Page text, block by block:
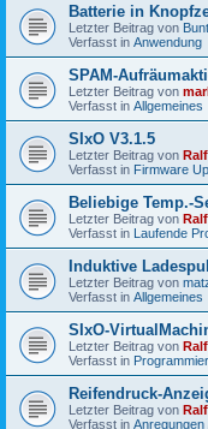
Batterie in
Letzter Beitrag von
Verfasst in Anwendung
SPAM-
Letzter Beitrag von
Verfasst in Allgemeines
SIxO V3.1.5
Letzter Beitrag von Ralf
Verfasst in Firmware
Beliebige Temp.-
Letzter Beitrag von Ralf
Verfasst in Laufende
Induktive
Letzter Beitrag von
Verfasst in Allgemeines
SIxO-
Letzter Beitrag von Ralf
Verfasst in
Reifendruck-
Letzter Beitrag von Ralf
Verfasst in Anregungen